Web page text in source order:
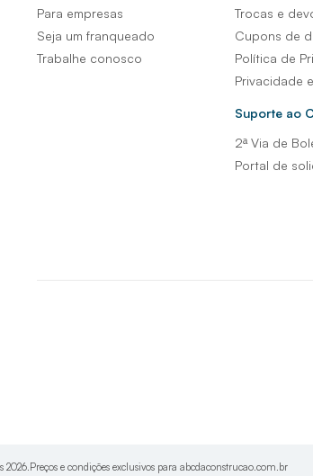
Para empresas
Seja um franqueado
Trabalhe conosco
Trocas e
Cupons de
Política de
Privacidade
Suporte ao
2ª Via de
Portal de
2026.Preços e condições exclusivos para abcdaconstrucao.com.br